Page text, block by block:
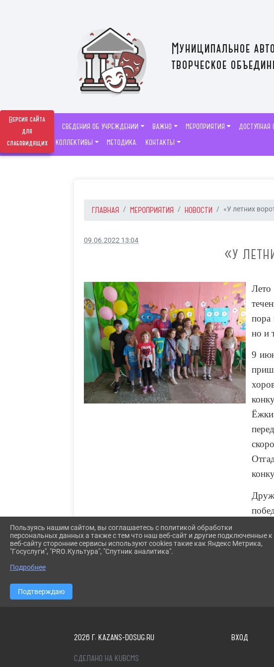
Версия сайта
для
слабовидящих
Муниципальное
творческое
СВЕДЕНИЯ ОБ УЧРЕЖДЕНИИ ВАЖНО МЕРОПРИЯТИЯ ДОСТУПНАЯ
ТВОРЧЕСКИЕ КОЛЛЕКТИВЫ
МЕТОДИКА. КОНТАКТЫ
ГЛАВНАЯ МЕРОПРИЯТИЯ НОВОСТИ «У летних
09.06.2022 13:04
«У
Лето
пора
но и
9
2026 Г. KAZANS-DOSUG.RU ВХОД
СДЕЛАНО НА KUBCMS
Пользуясь нашим сайтом, вы соглашаетесь с политикой обработки
персональных данных а также с тем что наш веб-сайт и другие подключенные к
веб-сайту сторонние сервисы используют cookies такие как Яндекс Метрика,
"Госуслуги", "PRO.Культура", "Спутник аналитика".
Подробнее
Подтверждаю